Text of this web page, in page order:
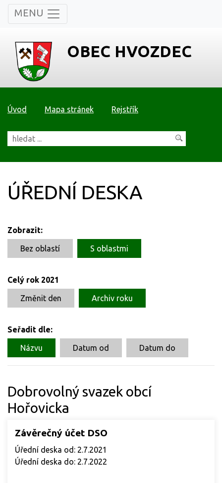
MENU
OBEC HVOZDEC
Úvod Mapa stránek Rejstřík
ÚŘEDNÍ DESKA
Zobrazit:
Bez oblastí S oblastmi
Celý rok 2021
Změnit den Archiv roku
Seřadit dle:
Názvu Datum od Datum do
Dobrovolný svazek obcí
Hořovicka
Závěrečný účet DSO
Úřední deska od: 2.7.2021
Úřední deska do: 2.7.2022